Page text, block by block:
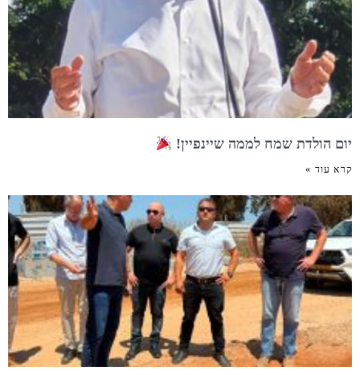
יום הולדת שמח לממה שיינפיין!
קרא עוד »